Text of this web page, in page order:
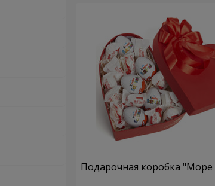
Подарочная коробка "Море